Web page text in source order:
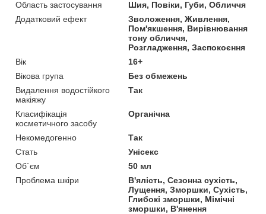
Область застосування
Шия, Повіки, Губи, Обличчя
Додатковий ефект
Зволоження, Живлення,
Пом'якшення, Вирівнювання
тону обличчя,
Розгладження, Заспокоєння
Вік
16+
Вікова група
Без обмежень
Видалення водостійкого
макіяжу
Так
Класифікація
косметичного засобу
Органічна
Некомедогенно
Так
Стать
Унісекс
Об`єм
50 мл
Проблема шкіри
В'ялість, Сезонна сухість,
Лущення, Зморшки, Сухість,
Глибокі зморшки, Мімічні
зморшки, В'янення